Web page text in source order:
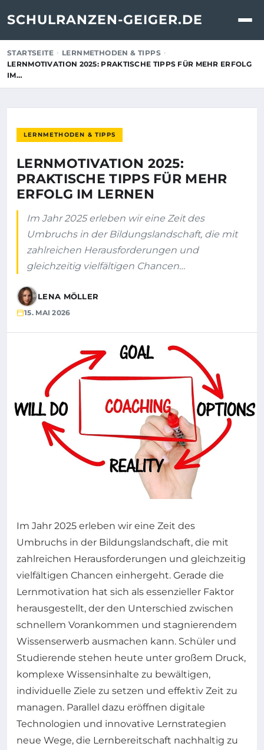
SCHULRANZEN-GEIGER.DE
STARTSEITE
LERNMETHODEN & TIPPS
LERNMOTIVATION 2025: PRAKTISCHE TIPPS FÜR MEHR ERFOLG
IM…
LERNMETHODEN & TIPPS
LERNMOTIVATION 2025:
PRAKTISCHE TIPPS FÜR MEHR
ERFOLG IM LERNEN
Im Jahr 2025 erleben wir eine Zeit des
Umbruchs in der Bildungslandschaft, die mit
zahlreichen Herausforderungen und
gleichzeitig vielfältigen Chancen…
LENA MÖLLER
15. MAI 2026
Im Jahr 2025 erleben wir eine Zeit des
Umbruchs in der Bildungslandschaft, die mit
zahlreichen Herausforderungen und gleichzeitig
vielfältigen Chancen einhergeht. Gerade die
Lernmotivation hat sich als essenzieller Faktor
herausgestellt, der den Unterschied zwischen
schnellem Vorankommen und stagnierendem
Wissenserwerb ausmachen kann. Schüler und
Studierende stehen heute unter großem Druck,
komplexe Wissensinhalte zu bewältigen,
individuelle Ziele zu setzen und effektiv Zeit zu
managen. Parallel dazu eröffnen digitale
Technologien und innovative Lernstrategien
neue Wege, die Lernbereitschaft nachhaltig zu